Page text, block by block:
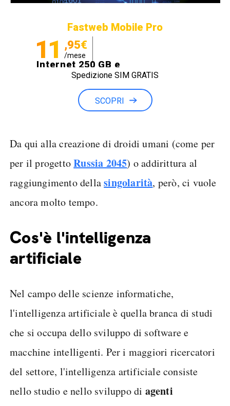
Fastweb Mobile Pro
11 ,95€
/mese
Internet 250 GB e
Minuti illimitati
Spedizione SIM GRATIS
SCOPRI
Da qui alla creazione di droidi umani (come per
per il progettoRussia 2045) o addirittura al
raggiungimento dellasingolarità, però, ci vuole
ancora molto tempo.
Cos'è l'intelligenza
artificiale
Nel campo delle scienze informatiche,
l'intelligenza artificiale è quella branca di studi
che si occupa dello sviluppo di software e
macchine intelligenti. Per i maggiori ricercatori
del settore, l'intelligenza artificiale consiste
nello studio e nello sviluppo di agenti